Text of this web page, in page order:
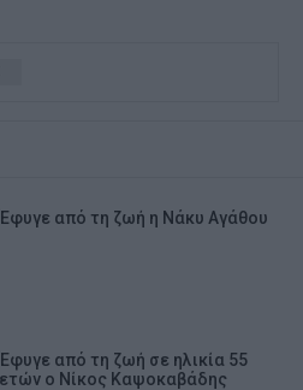
Έφυγε από τη ζωή η Νάκυ Αγάθου
Έφυγε από τη ζωή σε ηλικία 55
ετών ο Νίκος Καψοκαβάδης